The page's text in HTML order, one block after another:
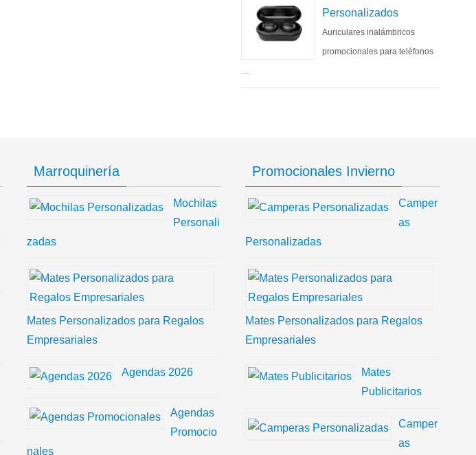
Personalizados
Auriculares inalámbricos
promocionales para teléfonos
…
Marroquinería
Mochilas
Personali
zadas
Mates Personalizados para Regalos
Empresariales
Agendas 2026
Agendas
Promocio
nales
Promocionales Invierno
Camper
as
Personalizadas
Mates Personalizados para Regalos
Empresariales
Mates
Publicitarios
Camper
as